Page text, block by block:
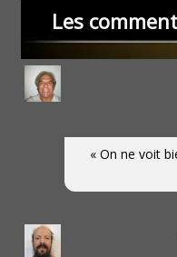
Les
« On ne voit